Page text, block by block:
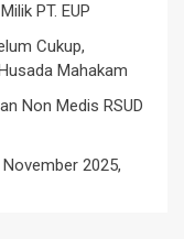
PT. EUP
Cukup,
Mahakam
Non Medis RSUD
2025,